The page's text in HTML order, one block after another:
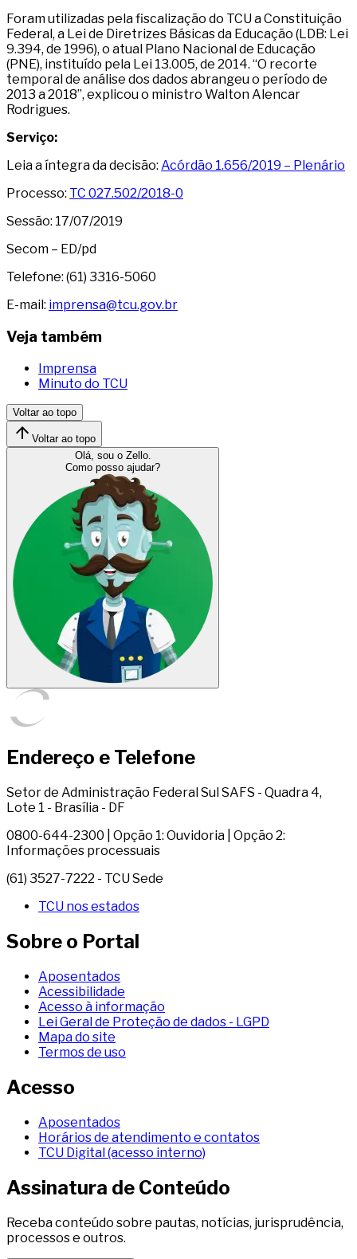
Foram utilizadas pela fiscalização do TCU a Constituição
Federal, a Lei de Diretrizes Básicas da Educação (LDB: Lei
9.394, de 1996), o atual Plano Nacional de Educação
(PNE), instituído pela Lei 13.005, de 2014. “O recorte
temporal de análise dos dados abrangeu o período de
2013 a 2018”, explicou o ministro Walton Alencar
Rodrigues.
Serviço:
Leia a íntegra da decisão: Acórdão 1.656/2019 – Plenário
Processo: TC 027.502/2018-0
Sessão: 17/07/2019
Secom – ED/pd
Telefone: (61) 3316-5060
E-mail: imprensa@tcu.gov.br
Veja também
Imprensa
Minuto do TCU
Voltar ao topo
Voltar ao topo
Olá, sou o Zello.
Como posso ajudar?
Endereço e Telefone
Setor de Administração Federal Sul SAFS - Quadra 4,
Lote 1 - Brasília - DF
0800-644-2300 | Opção 1: Ouvidoria | Opção 2:
Informações processuais
(61) 3527-7222 - TCU Sede
TCU nos estados
Sobre o Portal
Aposentados
Acessibilidade
Acesso à informação
Lei Geral de Proteção de dados - LGPD
Mapa do site
Termos de uso
Acesso
Aposentados
Horários de atendimento e contatos
TCU Digital (acesso interno)
Assinatura de Conteúdo
Receba conteúdo sobre pautas, notícias, jurisprudência,
processos e outros.